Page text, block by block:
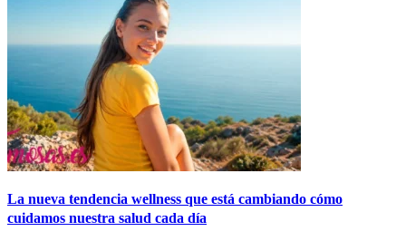
La nueva tendencia wellness que está cambiando cómo
cuidamos nuestra salud cada día